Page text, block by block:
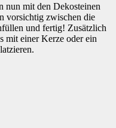
nun mit den Dekosteinen
vorsichtig zwischen die
und fertig! Zusätzlich
mit einer Kerze oder ein